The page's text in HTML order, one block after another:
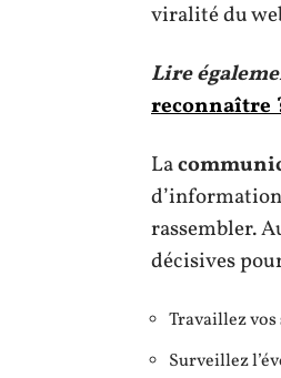
viralité du
Lire
reconnaître
La
rassembler.
décisives
Travaillez vos
Surveillez